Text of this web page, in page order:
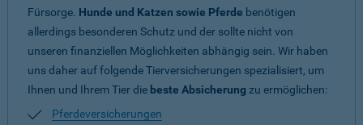
Fürsorge. Hunde und Katzen sowie Pferde benötigen
allerdings besonderen Schutz und der sollte nicht von
unseren finanziellen Möglichkeiten abhängig sein. Wir haben
uns daher auf folgende Tierversicherungen spezialisiert, um
Ihnen und Ihrem Tier die beste Absicherung zu ermöglichen:
Pferdeversicherungen